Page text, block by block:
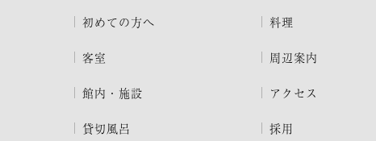
初めての方へ
客室
館内・施設
貸切風呂
料理
周辺案内
アクセス
採用